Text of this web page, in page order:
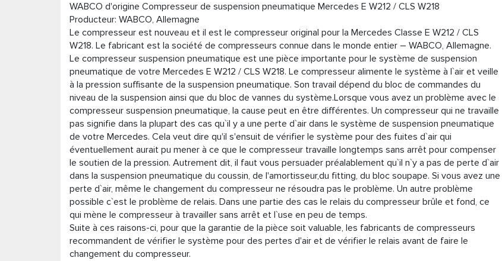
WABCO d'origine Compresseur de suspension pneumatique Mercedes E W212 / CLS W218
Producteur: WABCO, Allemagne
Le compresseur est nouveau et il est le compresseur original pour la Mercedes Classe E W212 / CLS
W218. Le fabricant est la société de compresseurs connue dans le monde entier – WABCO, Allemagne.
Le compresseur suspension pneumatique est une pièce importante pour le système de suspension
pneumatique de votre Mercedes E W212 / CLS W218. Le compresseur alimente le système à l`air et veille
à la pression suffisante de la suspension pneumatique. Son travail dépend du bloc de commandes du
niveau de la suspension ainsi que du bloc de vannes du système.Lorsque vous avez un problème avec le
compresseur suspension pneumatique, la cause peut en être différentes. Un compresseur qui ne travaille
pas signifie dans la plupart des cas qu`il y a une perte d`air dans le système de suspension pneumatique
de votre Mercedes. Cela veut dire qu'il s'ensuit de vérifier le système pour des fuites d`air qui
éventuellement aurait pu mener à ce que le compresseur travaille longtemps sans arrêt pour compenser
le soutien de la pression. Autrement dit, il faut vous persuader préalablement qu`il n`y a pas de perte d`air
dans la suspension pneumatique du coussin, de l'amortisseur,du fitting, du bloc soupape. Si vous avez une
perte d`air, même le changement du compresseur ne résoudra pas le problème. Un autre problème
possible c`est le problème de relais. Dans une partie des cas le relais du compresseur brûle et fond, ce
qui mène le compresseur à travailler sans arrêt et l`use en peu de temps.
Suite à ces raisons-ci, pour que la garantie de la pièce soit valuable, les fabricants de compresseurs
recommandent de vérifier le système pour des pertes d'air et de vérifier le relais avant de faire le
changement du compresseur.